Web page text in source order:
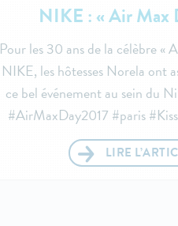
NIKE : « Air Max
Pour les 30 ans de la célèbre «
NIKE, les hôtesses Norela ont
ce bel événement au sein du
#AirMaxDay2017 #paris
LIRE